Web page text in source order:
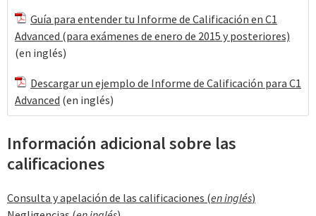
Guía para entender tu Informe de Calificación en C1
Advanced (para exámenes de enero de 2015 y posteriores)
(en inglés)
Descargar un ejemplo de Informe de Calificación para C1
Advanced (en inglés)
Información adicional sobre las
calificaciones
Consulta y apelación de las calificaciones (en inglés)